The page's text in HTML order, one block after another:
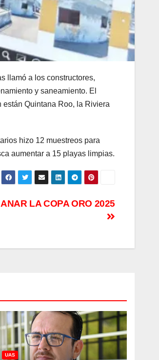
llamó a los constructores,
y saneamiento. El
Quintana Roo, la Riviera
hizo 12 muestreos para
aumentar a 15 playas limpias.
LA COPA ORO 2025
UAS